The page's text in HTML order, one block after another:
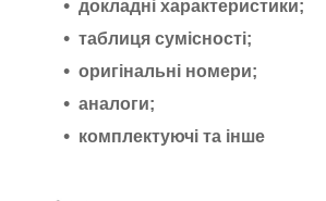
докладні характеристики;
таблиця сумісності;
оригінальні номери;
аналоги;
комплектуючі та інше